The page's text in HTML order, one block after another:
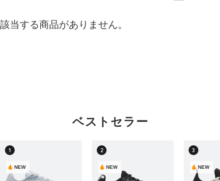
該当する商品がありません。
ベストセラー
1
NEW
2
NEW
3
NEW